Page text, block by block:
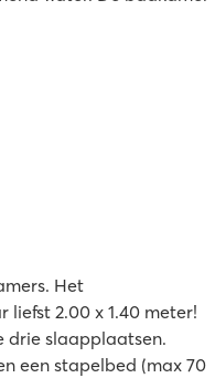
Het
2.00 x 1.40 meter!
drie slaapplaatsen.
een stapelbed (max 70